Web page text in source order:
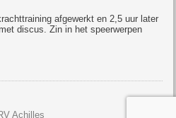
afgewerkt en 2,5 uur later
discus. Zin in het speerwerpen
Achilles